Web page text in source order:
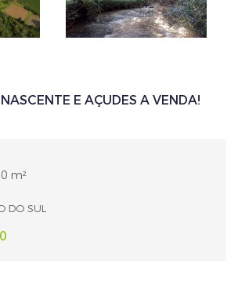
E AÇUDES A VENDA!
m²
DO SUL